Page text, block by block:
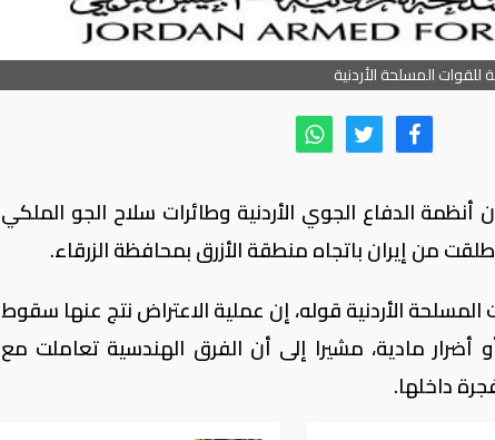
للقوات المسلحة الأردنية
أنظمة الدفاع الجوي الأردنية وطائرات سلاح الجو الملكي
المسلحة الأردنية قوله، إن عملية الاعتراض نتج عنها سقوط
مادية، مشيرا إلى أن الفرق الهندسية تعاملت مع
داخلها.